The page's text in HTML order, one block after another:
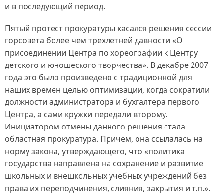
и в последующий период.
Пятый протест прокуратуры касался решения сессии
горсовета более чем трехлетней давности «О
присоединении Центра по хореографии к Центру
детского и юношеского творчества». В декабре 2007
года это было произведено с традиционной для
наших времен целью оптимизации, когда сократили
должности администратора и бухгалтера первого
Центра, а сами кружки передали второму.
Инициатором отмены данного решения стала
областная прокуратура. Причем, она ссылалась на
норму закона, утверждающего, что «политика
государства направлена на сохранение и развитие
школьных и внешкольных учебных учреждений без
права их переподчинения, слияния, закрытия и т.п.».